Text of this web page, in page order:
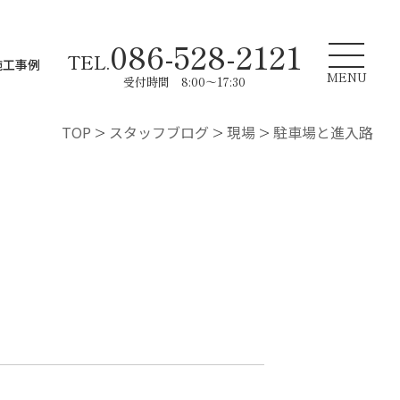
事例 TEL.086-528-2121
受付時間 8:00～17:30 MENU
TOP > スタッフブログ > 現場 > 駐車場と進入路